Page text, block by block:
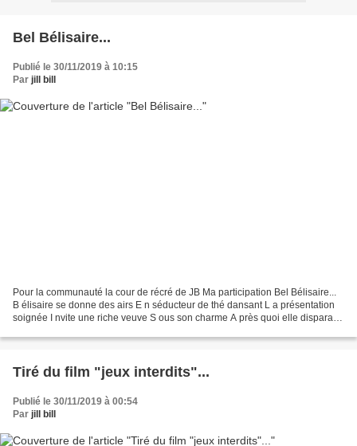
Bel Bélisaire...
Publié le 30/11/2019 à 10:15
Par jill bill
Pour la communauté la cour de récré de JB Ma participation Bel Bélisaire...
B élisaire se donne des airs E n séducteur de thé dansant L a présentation
soignée I nvite une riche veuve S ous son charme A près quoi elle disparaît I
Tiré du film "jeux interdits"...
Publié le 30/11/2019 à 00:54
Par jill bill